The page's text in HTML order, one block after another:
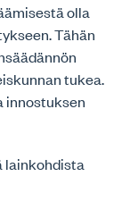
olla
Tähän
tukea.
innostuksen
lainkohdista